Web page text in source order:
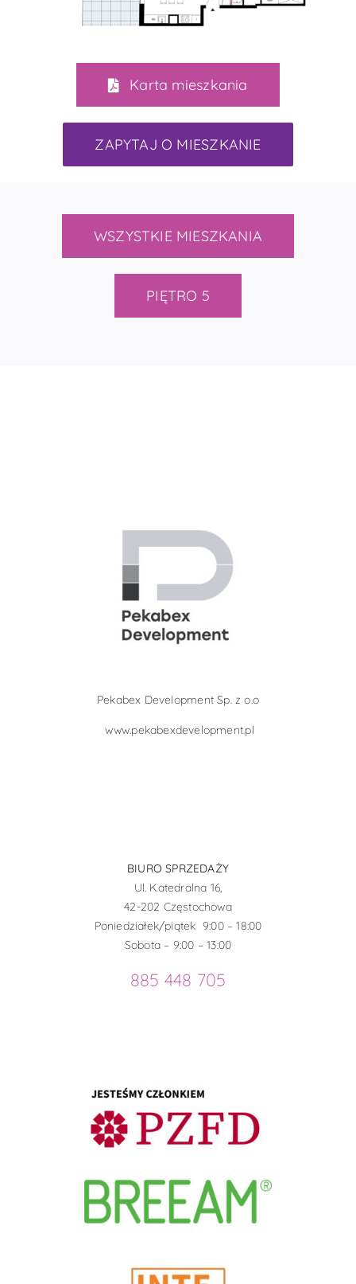
Karta mieszkania
ZAPYTAJ O MIESZKANIE
WSZYSTKIE MIESZKANIA
PIĘTRO 5
Pekabex Development Sp. z o.o
www.pekabexdevelopment.pl
BIURO SPRZEDAŻY
Ul. Katedralna 16,
42-202 Częstochowa
Poniedziałek/piątek 9:00 – 18:00
Sobota – 9:00 – 13:00
885 448 705